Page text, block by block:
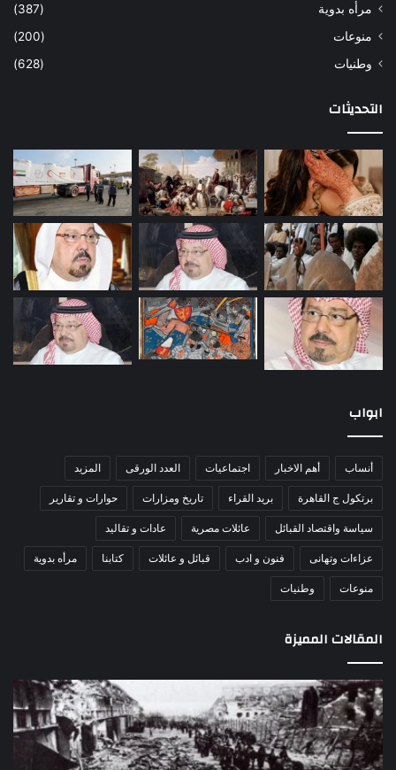
مرأه بدوية
(387)
منوعات
(200)
وطنيات
(628)
التحديثات
ابواب
أنساب أهم الاخبار اجتماعيات العدد الورقى المزيد
برتكول ج القاهرة بريد القراء تاريخ ومزارات حوارات و تقارير
سياسة واقتصاد القبائل عائلات مصرية عادات و تقاليد
عزاءات وتهانى فنون و ادب قبائل و عائلات كتابنا مرأه بدوية
منوعات وطنيات
المقالات المميزة
اللواء
دكتور
راضي
عبدالمعطي
يكتب: